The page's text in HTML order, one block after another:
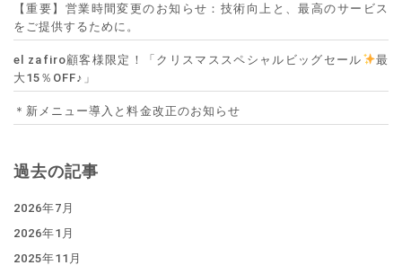
【重要】営業時間変更のお知らせ：技術向上と、最高のサービス
をご提供するために。
el zafiro顧客様限定！「クリスマススペシャルビッグセール
最
大15％OFF♪」
＊新メニュー導入と料金改正のお知らせ
過去の記事
2026年7月
2026年1月
2025年11月